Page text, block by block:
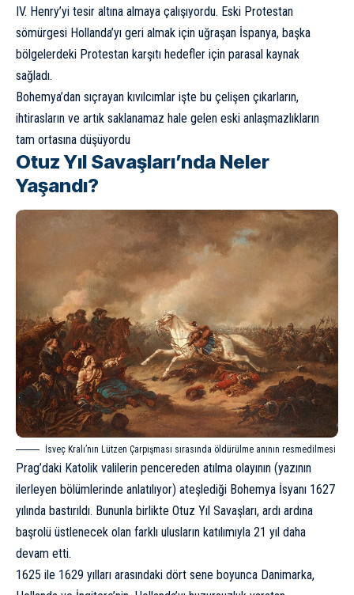
IV. Henry’yi tesir altına almaya çalışıyordu. Eski Protestan
sömürgesi Hollanda’yı geri almak için uğraşan İspanya, başka
bölgelerdeki Protestan karşıtı hedefler için parasal kaynak
sağladı.
Bohemya’dan sıçrayan kıvılcımlar işte bu çelişen çıkarların,
ihtirasların ve artık saklanamaz hale gelen eski anlaşmazlıkların
tam ortasına düşüyordu
Otuz Yıl Savaşları’nda Neler
Yaşandı?
İsveç Kralı’nın Lützen Çarpışması sırasında öldürülme anının resmedilmesi
Prag’daki Katolik valilerin pencereden atılma olayının (yazının
ilerleyen bölümlerinde anlatılıyor) ateşlediği Bohemya İsyanı 1627
yılında bastırıldı. Bununla birlikte Otuz Yıl Savaşları, ardı ardına
başrolü üstlenecek olan farklı ulusların katılımıyla 21 yıl daha
devam etti.
1625 ile 1629 yılları arasındaki dört sene boyunca Danimarka,